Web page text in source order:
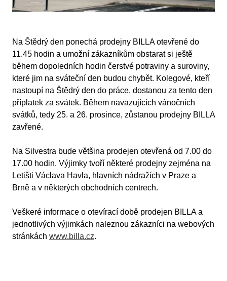
Na Štědrý den ponechá prodejny BILLA otevřené do
11.45 hodin a umožní zákazníkům obstarat si ještě
během dopoledních hodin čerstvé potraviny a suroviny,
které jim na sváteční den budou chybět. Kolegové, kteří
nastoupí na Štědrý den do práce, dostanou za tento den
příplatek za svátek. Během navazujících vánočních
svátků, tedy 25. a 26. prosince, zůstanou prodejny BILLA
zavřené.
Na Silvestra bude většina prodejen otevřená od 7.00 do
17.00 hodin. Výjimky tvoří některé prodejny zejména na
Letišti Václava Havla, hlavních nádražích v Praze a
Brně a v některých obchodních centrech.
Veškeré informace o otevírací době prodejen BILLA a
jednotlivých výjimkách naleznou zákazníci na webových
stránkách www.billa.cz.